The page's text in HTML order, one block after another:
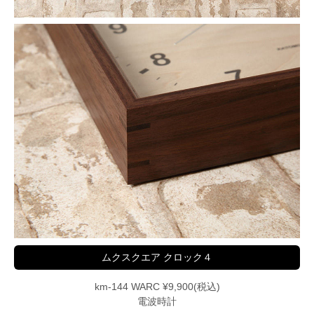
ムクスクエア クロック４
km-144 WARC ¥9,900(税込)
電波時計